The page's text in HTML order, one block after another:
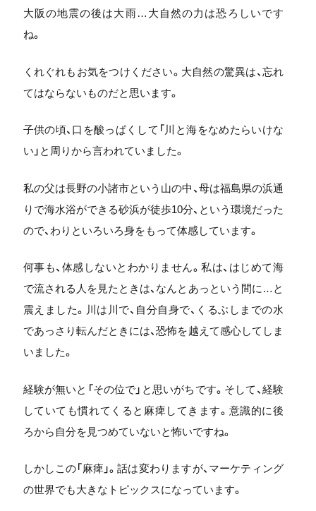
大阪の地震の後は大雨…大自然の力は恐ろしいです
ね。
くれぐれもお気をつけください。大自然の驚異は、忘れ
てはならないものだと思います。
子供の頃、口を酸っぱくして「川と海をなめたらいけな
い」と周りから言われていました。
私の父は長野の小諸市という山の中、母は福島県の浜通
りで海水浴ができる砂浜が徒歩10分、という環境だった
ので、わりといろいろ身をもって体感しています。
何事も、体感しないとわかりません。私は、はじめて海
で流される人を見たときは、なんとあっという間に…と
震えました。川は川で、自分自身で、くるぶしまでの水
であっさり転んだときには、恐怖を越えて感心してしま
いました。
経験が無いと「その位で」と思いがちです。そして、経験
していても慣れてくると麻痺してきます。意識的に後
ろから自分を見つめていないと怖いですね。
しかしこの「麻痺」。話は変わりますが、マーケティング
の世界でも大きなトピックスになっています。